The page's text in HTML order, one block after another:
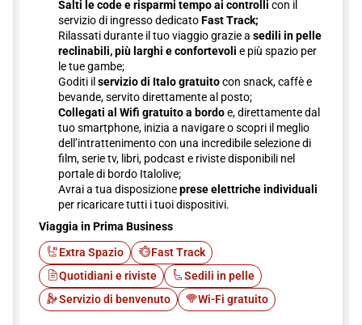
Salti le code e risparmi tempo ai controlli con il
servizio di ingresso dedicatoFast Track;
Rilassati durante il tuo viaggio grazie a sedili in pelle
reclinabili, più larghi e confortevoli e più spazio per
le tue gambe;
Goditi il servizio di Italo gratuitocon snack, caffè e
bevande, servito direttamente al posto;
Collegati al Wifi gratuito a bordoe, direttamente dal
tuo smartphone, inizia a navigare o scopri il meglio
dell’intrattenimento con una incredibile selezione di
film, serie tv, libri, podcast e riviste disponibili nel
portale di bordo Italolive;
Avrai a tua disposizioneprese elettriche individuali
per ricaricare tutti i tuoi dispositivi.
Viaggia in Prima Business
Extra Spazio
Fast Track
Quotidiani e riviste
Sedili in pelle
Servizio di benvenuto
Wi-Fi gratuito